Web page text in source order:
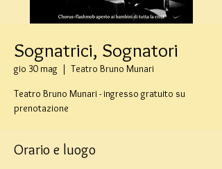
Sognatrici, Sognatori
gio 30 mag
  |
Teatro Bruno Munari
Teatro Bruno Munari - ingresso gratuito su
prenotazione
Orario e luogo